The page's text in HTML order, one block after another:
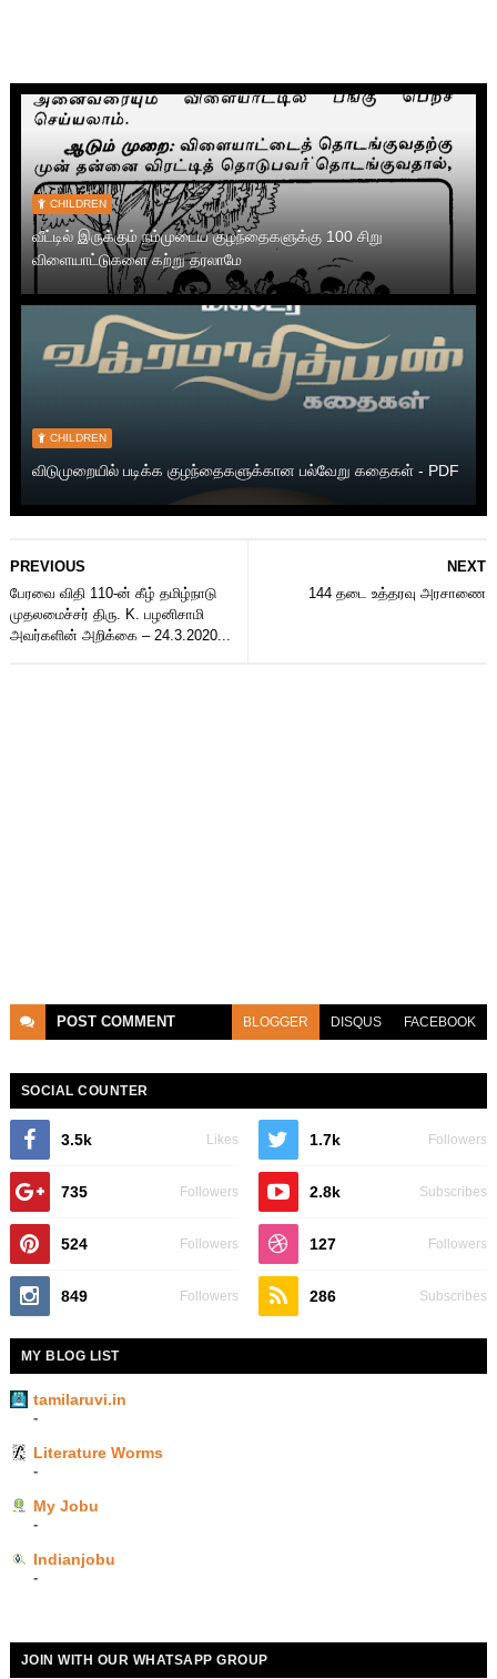
CHILDREN
வீட்டில் இருக்கும் நம்முடைய குழந்தைகளுக்கு 100 சிறு
விளையாட்டுகளை கற்று தரலாமே
CHILDREN
விடுமுறையில் படிக்க குழந்தைகளுக்கான பல்வேறு கதைகள் - PDF
NEXT
144 தடை உத்தரவு அரசாணை
PREVIOUS
பேரவை விதி 110-ன் கீழ் தமிழ்நாடு
முதலமைச்சர் திரு. K. பழனிசாமி
அவர்களின் அறிக்கை – 24.3.2020...
POST COMMENT BLOGGER DISQUS FACEBOOK
SOCIAL COUNTER
3.5k Likes 1.7k Followers
735 Followers 2.8k Subscribes
524 Followers 127 Followers
849 Followers 286 Subscribes
MY BLOG LIST
tamilaruvi.in
-
Literature Worms
-
My Jobu
-
Indianjobu
-
JOIN WITH OUR WHATSAPP GROUP